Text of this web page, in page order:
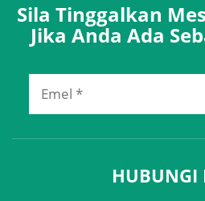
Sila Tinggalkan
Jika Anda Ada
HUBUNGI